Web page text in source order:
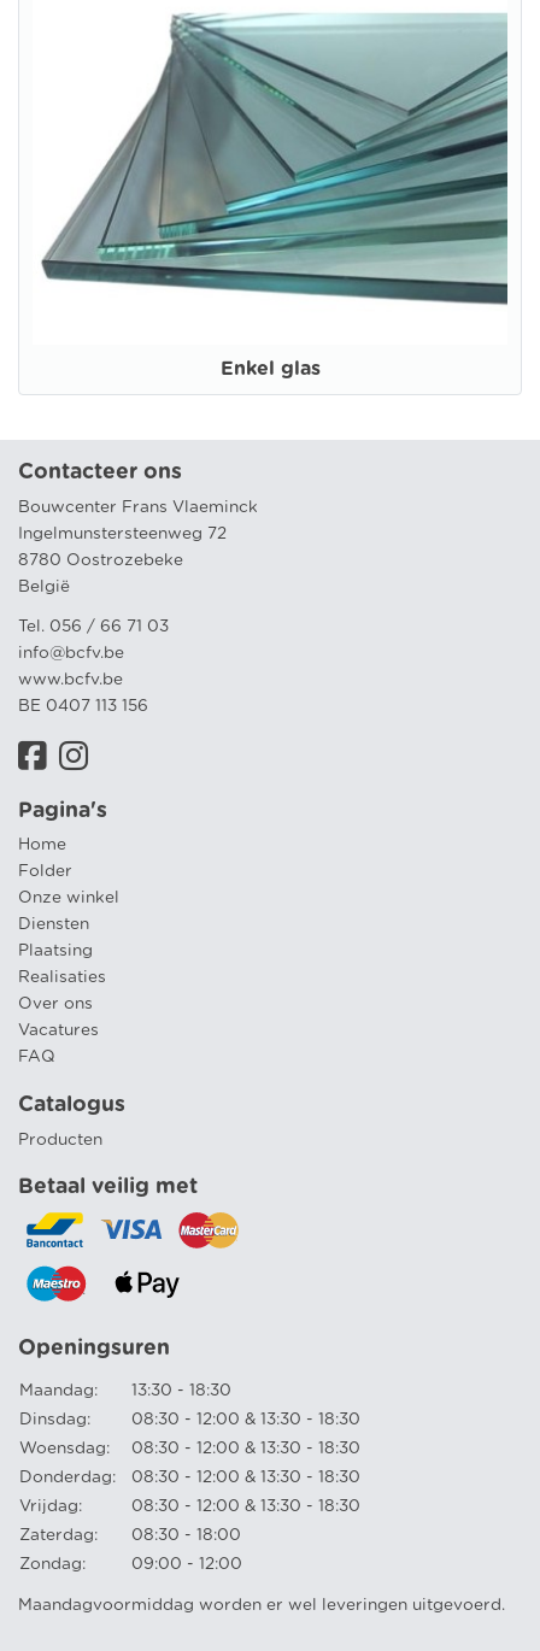
Enkel glas
Contacteer ons
Bouwcenter Frans Vlaeminck
Ingelmunstersteenweg 72
8780 Oostrozebeke
België
Tel. 056 / 66 71 03
info@bcfv.be
www.bcfv.be
BE 0407 113 156
Pagina's
Home
Folder
Onze winkel
Diensten
Plaatsing
Realisaties
Over ons
Vacatures
FAQ
Catalogus
Producten
Betaal veilig met
Openingsuren
Maandag:
13:30 - 18:30
Dinsdag:
08:30 - 12:00 & 13:30 - 18:30
Woensdag:
08:30 - 12:00 & 13:30 - 18:30
Donderdag:
08:30 - 12:00 & 13:30 - 18:30
Vrijdag:
08:30 - 12:00 & 13:30 - 18:30
Zaterdag:
08:30 - 18:00
Zondag:
09:00 - 12:00
Maandagvoormiddag worden er wel leveringen uitgevoerd.